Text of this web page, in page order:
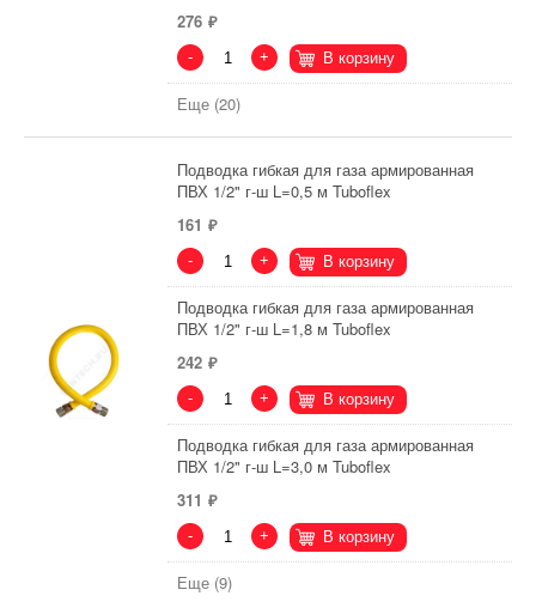
276
- + В корзину
Еще (20)
Подводка гибкая для газа армированная
ПВХ 1/2" г-ш L=0,5 м Tuboflex
161
- + В корзину
Подводка гибкая для газа армированная
ПВХ 1/2" г-ш L=1,8 м Tuboflex
242
- + В корзину
Подводка гибкая для газа армированная
ПВХ 1/2" г-ш L=3,0 м Tuboflex
311
- + В корзину
Еще (9)